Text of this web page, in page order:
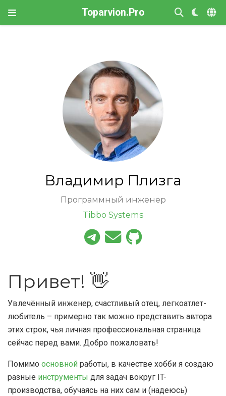
Toparvion.Pro
Владимир Плизга
Программный инженер
Tibbo Systems
Привет! 👋
Увлечённый инженер, счастливый отец, легкоатлет-
любитель – примерно так можно представить автора
этих строк, чья личная профессиональная страница
сейчас перед вами. Добро пожаловать!
Помимо основной работы, в качестве хобби я создаю
разные инструменты для задач вокруг IT-
производства, обучаясь на них сам и (надеюсь)